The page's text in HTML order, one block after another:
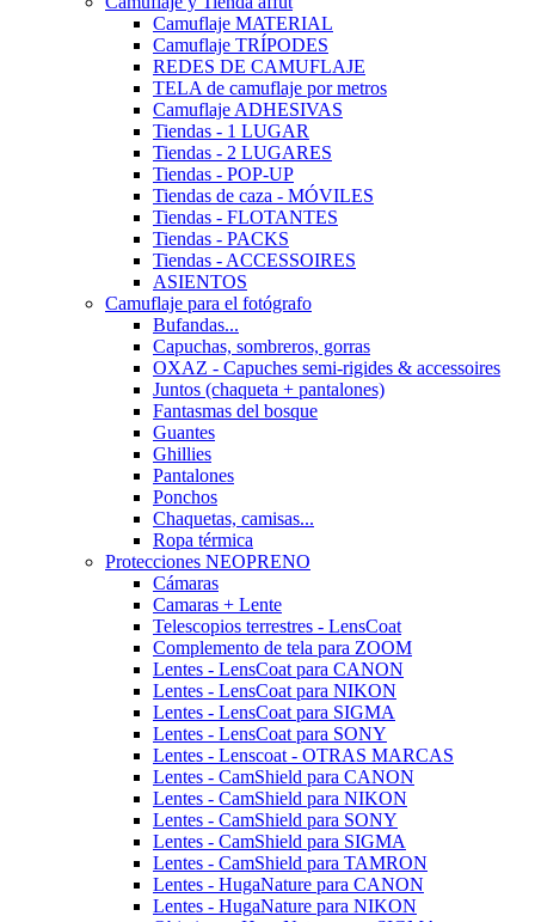
Camuflaje MATERIAL
Camuflaje TRÍPODES
REDES DE CAMUFLAJE
TELA de camuflaje por metros
Camuflaje ADHESIVAS
Tiendas - 1 LUGAR
Tiendas - 2 LUGARES
Tiendas - POP-UP
Tiendas de caza - MÓVILES
Tiendas - FLOTANTES
Tiendas - PACKS
Tiendas - ACCESSOIRES
ASIENTOS
Camuflaje para el fotógrafo
Bufandas...
Capuchas, sombreros, gorras
OXAZ - Capuches semi-rigides & accessoires
Juntos (chaqueta + pantalones)
Fantasmas del bosque
Guantes
Ghillies
Pantalones
Ponchos
Chaquetas, camisas...
Ropa térmica
Protecciones NEOPRENO
Cámaras
Camaras + Lente
Telescopios terrestres - LensCoat
Complemento de tela para ZOOM
Lentes - LensCoat para CANON
Lentes - LensCoat para NIKON
Lentes - LensCoat para SIGMA
Lentes - LensCoat para SONY
Lentes - Lenscoat - OTRAS MARCAS
Lentes - CamShield para CANON
Lentes - CamShield para NIKON
Lentes - CamShield para SONY
Lentes - CamShield para SIGMA
Lentes - CamShield para TAMRON
Lentes - HugaNature para CANON
Lentes - HugaNature para NIKON